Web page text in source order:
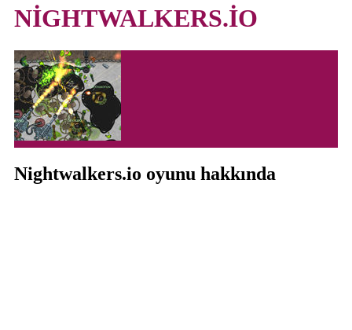
NİGHTWALKERS.İO
Nightwalkers.io oyunu hakkında